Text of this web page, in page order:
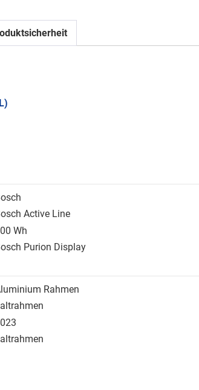
Active Line
Wh
Purion Display
Rahmen